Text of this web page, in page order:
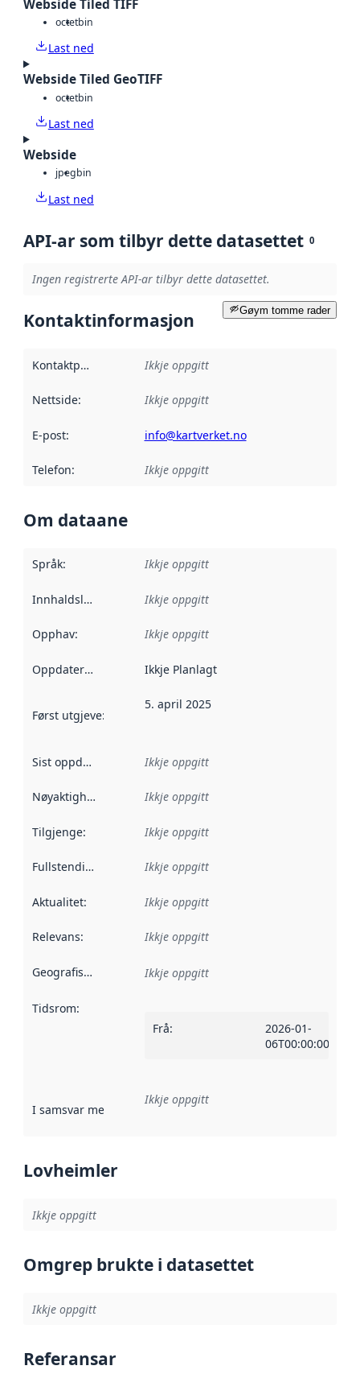
Webside Tiled TIFF
octetbin
Last ned
Webside Tiled GeoTIFF
octetbin
Last ned
Webside
jpegbin
Last ned
API-ar som tilbyr dette datasettet 0
Ingen registrerte API-ar tilbyr dette datasettet.
Gøym tomme rader
Kontaktinformasjon
Kontaktpunkt Ikkje oppgitt
Nettside: Ikkje oppgitt
E-post: info@kartverket.no
Telefon: Ikkje oppgitt
Om dataane
Språk: Ikkje oppgitt
Innhaldsleverandørar :
Ikkje oppgitt
Opphav: Ikkje oppgitt
Oppdateringsfrekvens :
Ikkje Planlagt
Først utgjeve: Denne datoen seier når dataa i dette
5. april 2025
Sist oppdatert Ikkje oppgitt
Nøyaktigheit Ikkje oppgitt
Tilgjenge: Ikkje oppgitt
Fullstendigheit Ikkje oppgitt
Aktualitet: Ikkje oppgitt
Relevans: Ikkje oppgitt
Geografisk område Ikkje oppgitt
Tidsrom:
Frå:
2026-01-
06T00:00:00Z
I samsvar med Referanse til ei implementeringsregel eller
Ikkje oppgitt
Lovheimler
Ikkje oppgitt
Omgrep brukte i datasettet
Ikkje oppgitt
Referansar